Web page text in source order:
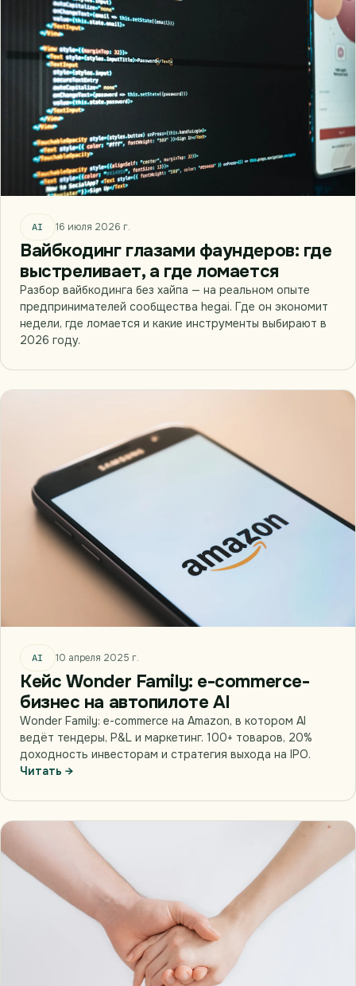
AI 16 июля 2026 г.
Вайбкодинг глазами фаундеров: где
выстреливает, а где ломается
Разбор вайбкодинга без хайпа — на реальном опыте
предпринимателей сообщества hegai. Где он экономит
недели, где ломается и какие инструменты выбирают в
2026 году.
AI 10 апреля 2025 г.
Кейс Wonder Family: e-commerce-
бизнес на автопилоте AI
Wonder Family: e-commerce на Amazon, в котором AI
ведёт тендеры, P&L и маркетинг. 100+ товаров, 20%
доходность инвесторам и стратегия выхода на IPO.
Читать →